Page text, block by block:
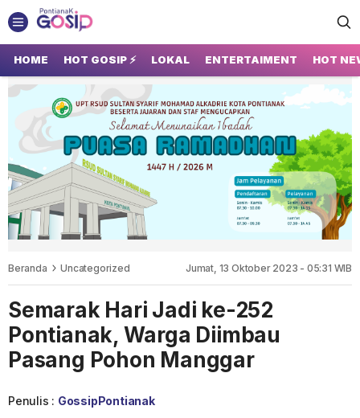
GOSIP PONTIANAK
Tempatnya Gosip Terupdate Pontianak
HOME HOT GOSIP ⚡ LOKAL ENTERTAIMENT HOT
Beranda Uncategorized Jumat, 13 Oktober 2023 - 05:31 WIB
Semarak Hari Jadi ke-252
Pontianak, Warga Diimbau
Pasang Pohon Manggar
Penulis : GossipPontianak